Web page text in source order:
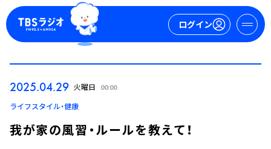
ログイン
ログイン
2025.04.29 火曜日 00:00
ライフスタイル・健康
我が家の風習・ルールを教えて！